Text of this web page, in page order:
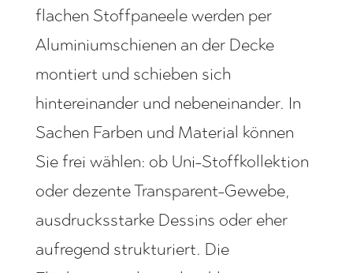
flachen Stoffpaneele werden per
Aluminiumschienen an der Decke
montiert und schieben sich
hintereinander und nebeneinander. In
Sachen Farben und Material können
Sie frei wählen: ob Uni-Stoffkollektion
oder dezente Transparent-Gewebe,
ausdrucksstarke Dessins oder eher
aufregend strukturiert. Die